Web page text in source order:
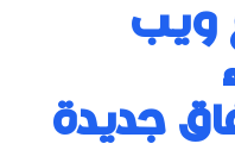
ويب
جديدة